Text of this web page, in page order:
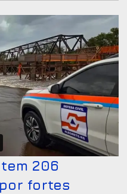
206
fortes